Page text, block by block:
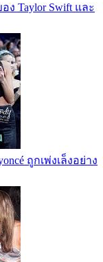
Taylor Swift และ
ถูกเพ่งเล็งอย่าง